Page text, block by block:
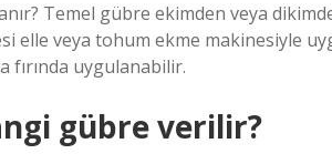
Temel gübre ekimden veya
elle veya tohum ekme makinesiyle
fırında uygulanabilir.
gübre verilir?